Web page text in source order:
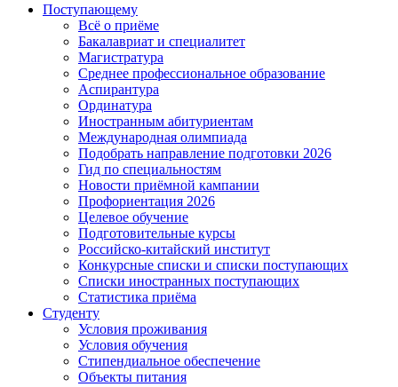
Поступающему
Всё о приёме
Бакалавриат и специалитет
Магистратура
Среднее профессиональное образование
Аспирантура
Ординатура
Иностранным абитуриентам
Международная олимпиада
Подобрать направление подготовки 2026
Гид по специальностям
Новости приёмной кампании
Профориентация 2026
Целевое обучение
Подготовительные курсы
Российско-китайский институт
Конкурсные списки и списки поступающих
Списки иностранных поступающих
Статистика приёма
Студенту
Условия проживания
Условия обучения
Стипендиальное обеспечение
Объекты питания